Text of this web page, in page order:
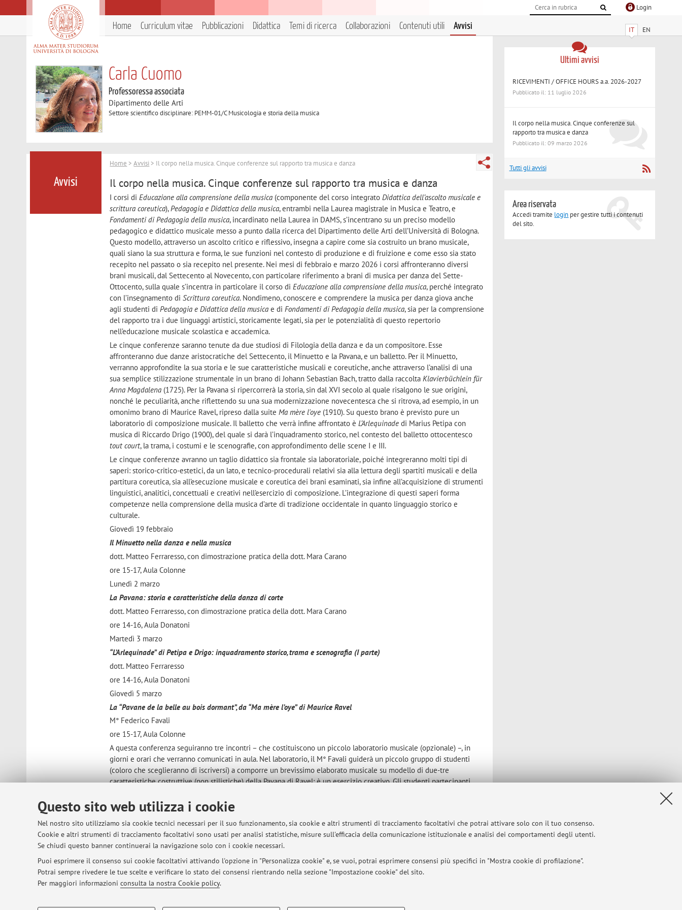
Questo sito web utilizza i cookie
Nel nostro sito utilizziamo sia cookie tecnici necessari per il suo funzionamento, sia cookie e altri strumenti di tracciamento facoltativi che potrai attivare solo con il tuo consenso.
Cookie e altri strumenti di tracciamento facoltativi sono usati per analisi statistiche, misure sull'efficacia della comunicazione istituzionale e analisi dei comportamenti degli utenti.
Se chiudi questo banner continuerai la navigazione solo con i cookie necessari.
Puoi esprimere il consenso sui cookie facoltativi attivando l'opzione in "Personalizza cookie" e, se vuoi, potrai esprimere consensi più specifici in "Mostra cookie di profilazione".
Potrai sempre rivedere le tue scelte e verificare lo stato dei consensi rientrando nella sezione "Impostazione cookie" del sito.
Per maggiori informazioni consulta la nostra Cookie policy.
Login
IT EN
Home Curriculum vitae Pubblicazioni Didattica Temi di ricerca Collaborazioni Contenuti utili Avvisi
Carla Cuomo
Professoressa associata
Dipartimento delle Arti
Settore scientifico disciplinare: PEMM-01/C Musicologia e storia della musica
Avvisi
Home >Avvisi > Il corpo nella musica. Cinque conferenze sul rapporto tra musica e danza
Il corpo nella musica. Cinque conferenze sul rapporto tra musica e danza
I corsi di Educazione alla comprensione della musica (componente del corso integratoDidattica dell’ascolto musicale e
scrittura coreutica), Pedagogia e Didattica della musica, entrambi nella Laurea magistrale in Musica e Teatro, e
Fondamenti di Pedagogia della musica, incardinato nella Laurea in DAMS, s’incentrano su un preciso modello
pedagogico e didattico musicale messo a punto dalla ricerca del Dipartimento delle Arti dell’Università di Bologna.
Questo modello, attraverso un ascolto critico e riflessivo, insegna a capire come sia costruito un brano musicale,
quali siano la sua struttura e forma, le sue funzioni nel contesto di produzione e di fruizione e come esso sia stato
recepito nel passato o sia recepito nel presente. Nei mesi di febbraio e marzo 2026 i corsi affronteranno diversi
brani musicali, dal Settecento al Novecento, con particolare riferimento a brani di musica per danza del Sette-
Ottocento, sulla quale s’incentra in particolare il corso di Educazione alla comprensione della musica, perché integrato
con l’insegnamento diScrittura coreutica. Nondimeno, conoscere e comprendere la musica per danza giova anche
agli studenti di Pedagogia e Didattica della musica e di Fondamenti di Pedagogia della musica, sia per la comprensione
del rapporto tra i due linguaggi artistici, storicamente legati, sia per le potenzialità di questo repertorio
nell’educazione musicale scolastica e accademica.
Le cinque conferenze saranno tenute da due studiosi di Filologia della danza e da un compositore. Esse
affronteranno due danze aristocratiche del Settecento, il Minuetto e la Pavana, e un balletto. Per il Minuetto,
verranno approfondite la sua storia e le sue caratteristiche musicali e coreutiche, anche attraverso l’analisi di una
sua semplice stilizzazione strumentale in un brano di Johann Sebastian Bach, tratto dalla raccolta Klavierbüchlein für
Anna Magdalena (1725). Per la Pavana si ripercorrerà la storia, sin dal XVI secolo al quale risalgono le sue origini,
nonché le peculiarità, anche riflettendo su una sua modernizzazione novecentesca che si ritrova, ad esempio, in un
omonimo brano di Maurice Ravel, ripreso dalla suite Ma mère l'oye (1910). Su questo brano è previsto pure un
laboratorio di composizione musicale. Il balletto che verrà infine affrontato è L’Arlequinade di Marius Petipa con
musica di Riccardo Drigo (1900), del quale si darà l’inquadramento storico, nel contesto del balletto ottocentesco
tout court, la trama, i costumi e le scenografie, con approfondimento delle scene I e III.
Le cinque conferenze avranno un taglio didattico sia frontale sia laboratoriale, poiché integreranno molti tipi di
saperi: storico-critico-estetici, da un lato, e tecnico-procedurali relativi sia alla lettura degli spartiti musicali e della
partitura coreutica, sia all’esecuzione musicale e coreutica dei brani esaminati, sia infine all’acquisizione di strumenti
linguistici, analitici, concettuali e creativi nell’esercizio di composizione. L’integrazione di questi saperi forma
competenze nella comprensione della musica d’arte di tradizione occidentale in quanto linguaggio storico e
culturale.
Giovedì 19 febbraio
Il Minuetto nella danza e nella musica
dott. Matteo Ferraresso, con dimostrazione pratica della dott. Mara Carano
ore 15-17, Aula Colonne
Lunedì 2 marzo
La Pavana: storia e caratteristiche della danza di corte
dott. Matteo Ferraresso, con dimostrazione pratica della dott. Mara Carano
ore 14-16, Aula Donatoni
Martedì 3 marzo
“L’Arlequinade” di Petipa e Drigo: inquadramento storico, trama e scenografia (I parte)
dott. Matteo Ferraresso
ore 14-16, Aula Donatoni
Giovedì 5 marzo
La “Pavane de la belle au bois dormant”, da “Ma mère l’oye” di Maurice Ravel
M° Federico Favali
ore 15-17, Aula Colonne
A questa conferenza seguiranno tre incontri – che costituiscono un piccolo laboratorio musicale (opzionale) –, in
giorni e orari che verranno comunicati in aula. Nel laboratorio, il M° Favali guiderà un piccolo gruppo di studenti
(coloro che sceglieranno di iscriversi) a comporre un brevissimo elaborato musicale su modello di due-tre
caratteristiche costruttive (non stilistiche) della Pavana di Ravel: è un esercizio creativo. Gli studenti partecipanti
compiuto, in una data apposita collocata a conclusione del corso. Al contempo, ad essi verrà dato un riconoscimento
Giovedì 12 marzo
“L’Arlequinade” di Petipa e Drigo. Analisi delle Scene I e III (II parte)
Prof. Stefania Onesti
ore 15-17, Aula Colonne
Pubblicato il: 09 marzo 2026
Ultimi avvisi
RICEVIMENTI / OFFICE HOURS a.a. 2026-2027
Pubblicato il: 11 luglio 2026
Il corpo nella musica. Cinque conferenze sul
rapporto tra musica e danza
Pubblicato il: 09 marzo 2026
Tutti gli avvisi
Area riservata
Accedi tramite login per gestire tutti i contenuti
del sito.